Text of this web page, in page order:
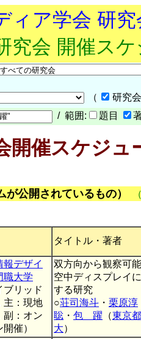
ィア学会 研
究会 開催ス
（
研究
/ 範囲: 題目
開催スケジュ
公開されているもの）
タイトル・著者
報デザイ
職大学
ブリッド
主：現地
副：オン
催）
双方向から観察可
空中ディスプレイ
する研究
○荘司海斗 ・ 栗原淳
聡 ・ 包 躍 （東京
大）